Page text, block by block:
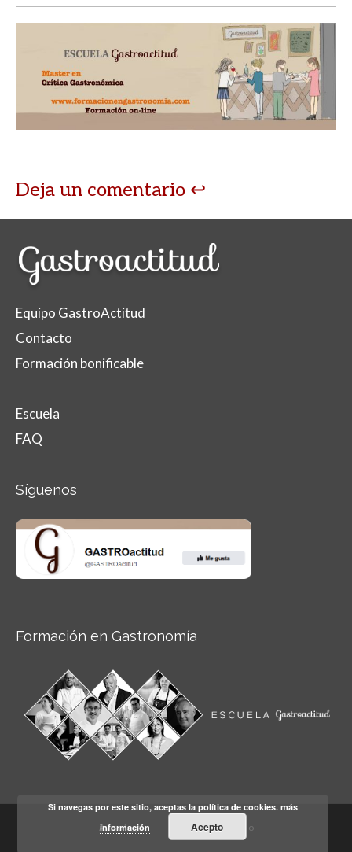
Deja un comentario
Equipo GastroActitud
Contacto
Formación bonificable
Escuela
FAQ
Síguenos
Formación en Gastronomía
Aviso legal Condiciones de Uso
Si navegas por este sitio, aceptas la política de cookies.más
información
Acepto